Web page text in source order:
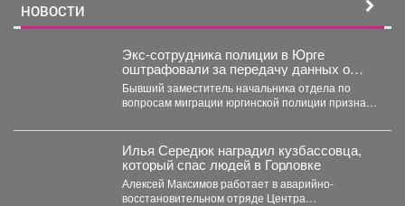
НОВОСТИ
Экс-сотрудника полиции в Юрге
оштрафовали за передачу данных о
подростке
Бывший заместитель начальника отдела по
вопросам миграции юргинской полиции признан
Илья Середюк наградил кузбассовца,
который спас людей в Горловке
Алексей Максимов работает в аварийно-
восстановительном отряде Центра